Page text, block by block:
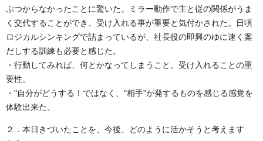
ぶつからなかったことに驚いた。ミラー動作で主と従の関係がうま
く交代することができ、受け入れる事が重要と気付かされた。日頃
ロジカルシンキングで詰まっているが、社長役の即興のゆに速く案
だしする訓練も必要と感じた。
・行動してみれば、何とかなってしまうこと。受け入れることの重
要性。
・"自分がどうする！ではなく、"相手"が発するものを感じる感覚を
体験出来た。
２．本日きづいたことを、今後、どのように活かそうと考えます